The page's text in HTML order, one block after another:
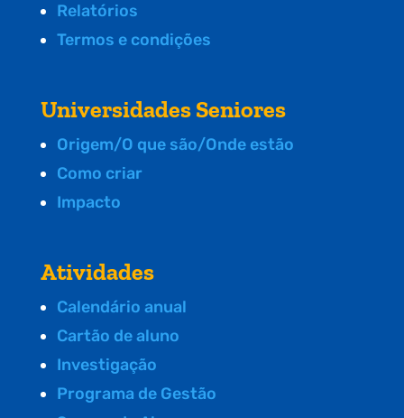
Relatórios
Termos e condições
Universidades Seniores
Origem/O que são/Onde estão
Como criar
Impacto
Atividades
Calendário anual
Cartão de aluno
Investigação
Programa de Gestão